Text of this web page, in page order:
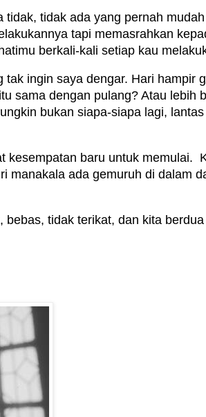
tidak ada yang pernah
tapi memasrahkan
berkali-kali setiap kau
ingin saya dengar. Hari hampir
sama dengan pulang? Atau lebih
bukan siapa-siapa lagi,
kesempatan baru untuk memulai.
manakala ada gemuruh di dalam
tidak terikat, dan kita